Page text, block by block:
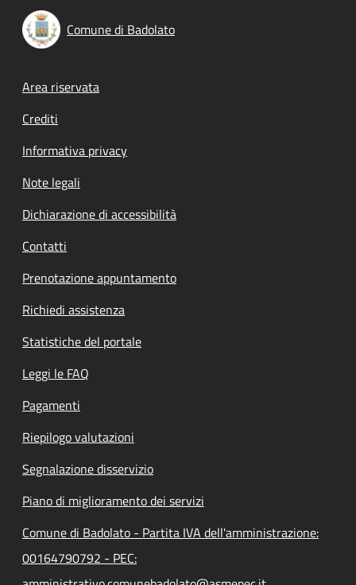
Comune di Badolato
Footer menu
Area riservata
Crediti
Informativa privacy
Note legali
Dichiarazione di accessibilità
Contatti
Prenotazione appuntamento
Richiedi assistenza
Statistiche del portale
Leggi le FAQ
Pagamenti
Riepilogo valutazioni
Segnalazione disservizio
Piano di miglioramento dei servizi
Comune di Badolato - Partita IVA dell'amministrazione:
00164790792 - PEC: